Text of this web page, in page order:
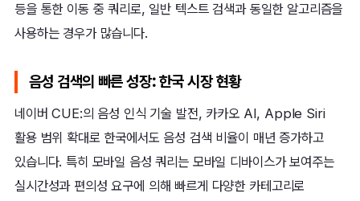
등을 통한 이동 중 쿼리로, 일반 텍스트 검색과 동일한 알고리즘을
사용하는 경우가 많습니다.
음성 검색의 빠른 성장: 한국 시장 현황
네이버 CUE:의 음성 인식 기술 발전, 카카오 AI, Apple Siri
활용 범위 확대로 한국에서도 음성 검색 비율이 매년 증가하고
있습니다. 특히 모바일 음성 쿼리는 모바일 디바이스가 보여주는
실시간성과 편의성 요구에 의해 빠르게 다양한 카테고리로